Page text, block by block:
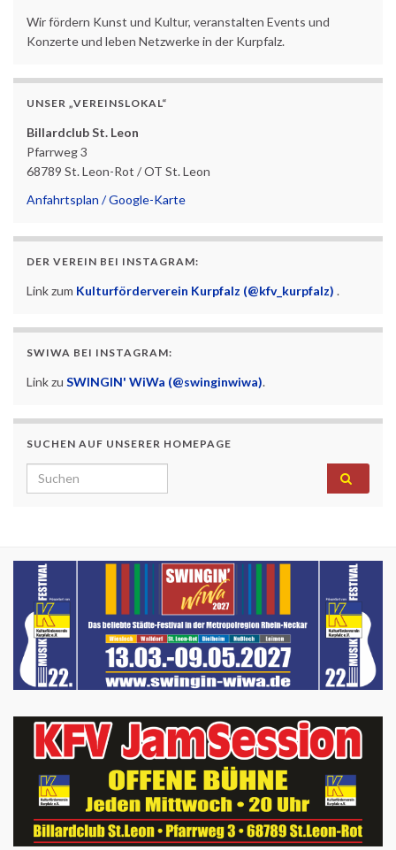
Wir fördern Kunst und Kultur, veranstalten Events und
Konzerte und leben Netzwerke in der Kurpfalz.
UNSER „VEREINSLOKAL“
Billardclub St. Leon
Pfarrweg 3
68789 St. Leon-Rot / OT St. Leon
Anfahrtsplan / Google-Karte
DER VEREIN BEI INSTAGRAM:
Link zum Kulturförderverein Kurpfalz (@kfv_kurpfalz) .
SWIWA BEI INSTAGRAM:
Link zu SWINGIN' WiWa (@swinginwiwa).
SUCHEN AUF UNSERER HOMEPAGE
Search for: